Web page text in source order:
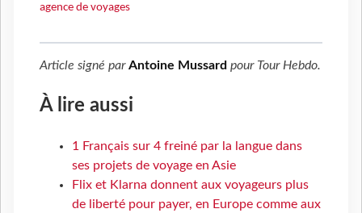
agence de voyages
Article signé parAntoine Mussard pour Tour Hebdo.
À lire aussi
1 Français sur 4 freiné par la langue dans
ses projets de voyage en Asie
Flix et Klarna donnent aux voyageurs plus
de liberté pour payer, en Europe comme aux